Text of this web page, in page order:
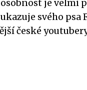
je velmi
svého psa
české